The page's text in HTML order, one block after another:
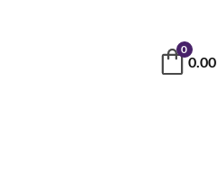
0
0.00